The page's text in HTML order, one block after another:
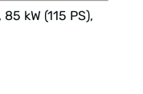
kW (115 PS),